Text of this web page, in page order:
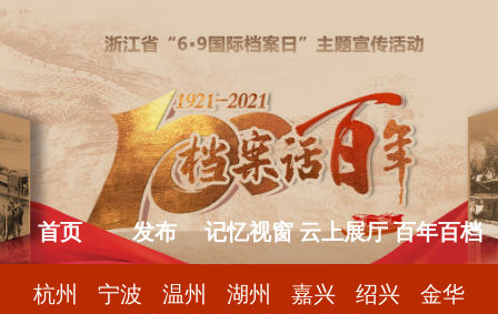
首页 发布 记忆视窗 云上展厅 百年百档
杭州 宁波 温州 湖州 嘉兴 绍兴
金华